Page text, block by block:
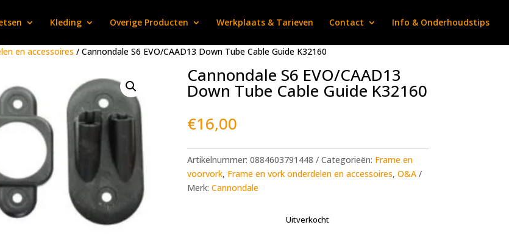
Kleding Overige Producten Werkplaats & Tarieven Contact Info & Onderhoudstips
en accessoires / Cannondale S6 EVO/CAAD13 Down Tube Cable Guide K32160
Cannondale S6 EVO/CAAD13
Down Tube Cable Guide K32160
€16,00
Artikelnummer: 0884603791448 Categorieën: Frame en
voorvork, Frame en vork onderdelen en accessoires, O&A
Merk: Cannondale
Uitverkocht